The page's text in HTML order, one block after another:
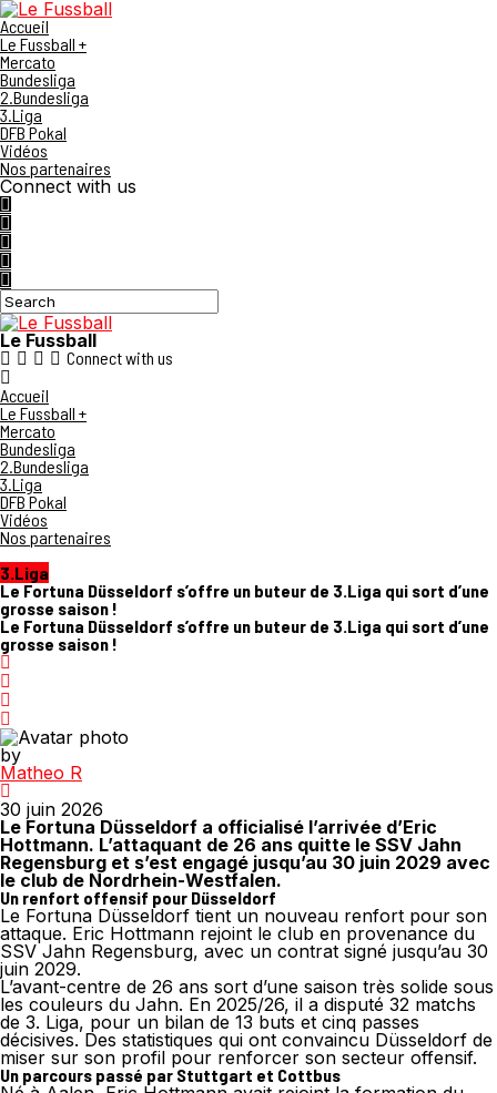
Accueil
Le Fussball +
Mercato
Bundesliga
2.Bundesliga
3.Liga
DFB Pokal
Vidéos
Nos partenaires
Connect with us
Le Fussball
Connect with us
Accueil
Le Fussball +
Mercato
Bundesliga
2.Bundesliga
3.Liga
DFB Pokal
Vidéos
Nos partenaires
3.Liga
Le Fortuna Düsseldorf s’offre un buteur de 3.Liga qui sort d’une
grosse saison !
Le Fortuna Düsseldorf s’offre un buteur de 3.Liga qui sort d’une
grosse saison !
by
Matheo R
30 juin 2026
Le Fortuna Düsseldorf a officialisé l’arrivée d’Eric
Hottmann. L’attaquant de 26 ans quitte le SSV Jahn
Regensburg et s’est engagé jusqu’au 30 juin 2029 avec
le club de Nordrhein-Westfalen.
Un renfort offensif pour Düsseldorf
Le Fortuna Düsseldorf tient un nouveau renfort pour son
attaque. Eric Hottmann rejoint le club en provenance du
SSV Jahn Regensburg, avec un contrat signé jusqu’au 30
juin 2029.
L’avant-centre de 26 ans sort d’une saison très solide sous
les couleurs du Jahn. En 2025/26, il a disputé 32 matchs
de 3. Liga, pour un bilan de 13 buts et cinq passes
décisives. Des statistiques qui ont convaincu Düsseldorf de
miser sur son profil pour renforcer son secteur offensif.
Un parcours passé par Stuttgart et Cottbus